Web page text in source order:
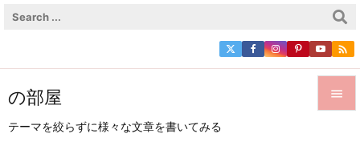
の部屋
テーマを絞らずに様々な文章を書いてみる

